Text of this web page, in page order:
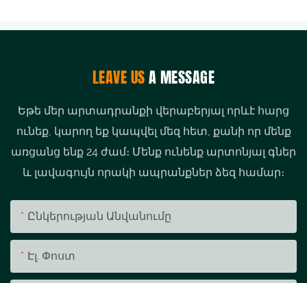
LEAVE USA MESSAGE
Եթե ​​մեր արտադրանքի վերաբերյալ որևէ հարց
ունեք, կարող եք կապվել մեզ հետ, քանի որ մենք
առցանց ենք 24 ժամ։ Մենք ունենք արտոնյալ գներ
և լավագույն որակի ապրանքներ ձեզ համար։
Ընկերության Անվանումը
Էլ. Փոստ